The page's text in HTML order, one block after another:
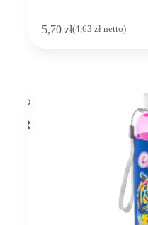
5,70zł(4,63zł netto)